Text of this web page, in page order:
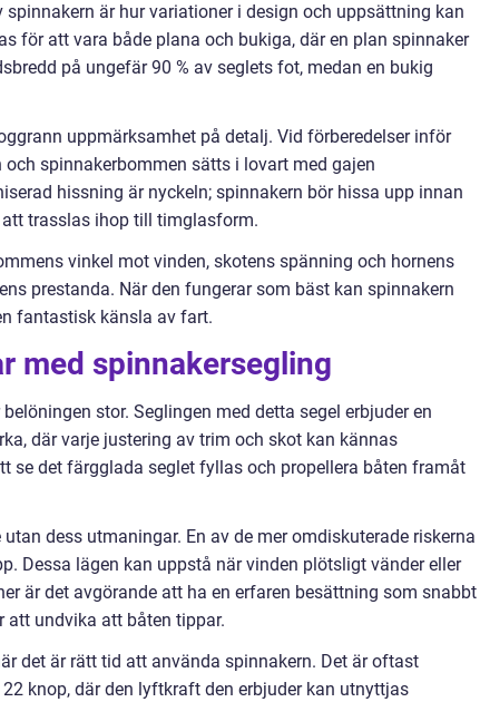
spinnakern är hur variationer i design och uppsättning kan
för att vara både plana och bukiga, där en plan spinnaker
på ungefär 90 % av seglets fot, medan en bukig
uppmärksamhet på detalj. Vid förberedelser inför
spinnakerbommen sätts i lovart med gajen
hissning är nyckeln; spinnakern bör hissa upp innan
trasslas ihop till timglasform.
vinkel mot vinden, skotens spänning och hornens
prestanda. När den fungerar som bäst kan spinnakern
fantastisk känsla av fart.
med spinnakersegling
stor. Seglingen med detta segel erbjuder en
där varje justering av trim och skot kan kännas
se det färgglada seglet fyllas och propellera båten framåt
dess utmaningar. En av de mer omdiskuterade riskerna
Dessa lägen kan uppstå när vinden plötsligt vänder eller
är det avgörande att ha en erfaren besättning som snabbt
att undvika att båten tippar.
det är rätt tid att använda spinnakern. Det är oftast
knop, där den lyftkraft den erbjuder kan utnyttjas